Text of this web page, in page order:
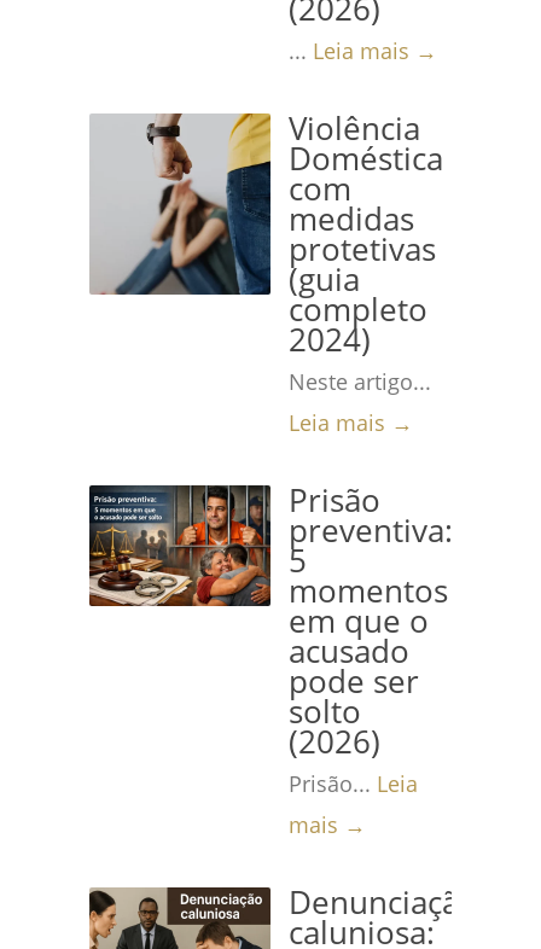
(2026)
... Leia mais →
Violência
Doméstica
com
medidas
protetivas
(guia
completo
2024)
Neste artigo...
Leia mais →
Prisão
preventiva:
5
momentos
em que o
acusado
pode ser
solto
(2026)
Prisão... Leia
mais →
Denunciação
caluniosa: